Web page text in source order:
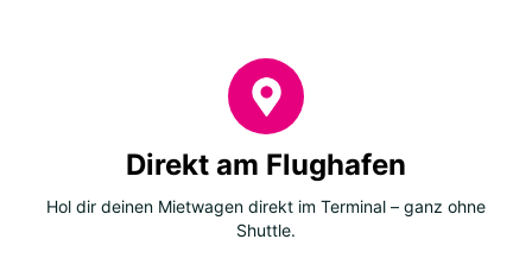
Direkt am Flughafen
Hol dir deinen Mietwagen direkt im Terminal – ganz ohne
Shuttle.